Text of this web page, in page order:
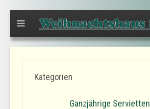
Kategorien
Ganzjährige Servietten